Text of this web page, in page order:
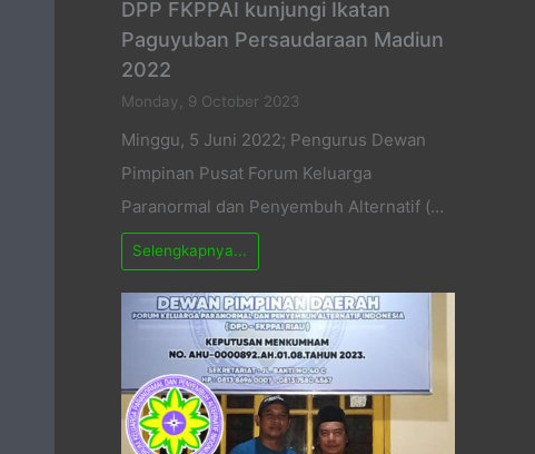
DPP FKPPAI kunjungi Ikatan
Paguyuban Persaudaraan Madiun
2022
Monday, 9 October 2023
Minggu, 5 Juni 2022; Pengurus Dewan
Pimpinan Pusat Forum Keluarga
Paranormal dan Penyembuh Alternatif (…
Selengkapnya...